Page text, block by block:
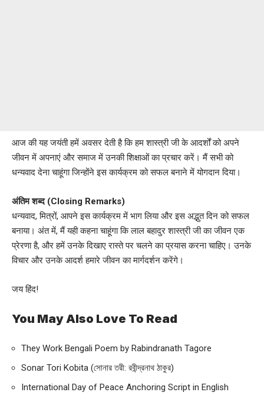
आज की यह जयंती हमें अवसर देती है कि हम शास्त्री जी के आदर्शों को अपने
जीवन में अपनाएं और समाज में उनकी शिक्षाओं का प्रचार करें। मैं सभी को
धन्यवाद देना चाहूंगा जिन्होंने इस कार्यक्रम को सफल बनाने में योगदान दिया।
अंतिम शब्द (Closing Remarks)
धन्यवाद, मित्रों, आपने इस कार्यक्रम में भाग लिया और इस अद्भुत दिन को सफल
बनाया। अंत में, मैं यही कहना चाहूंगा कि लाल बहादुर शास्त्री जी का जीवन एक
प्रेरणा है, और हमें उनके दिखाए रास्ते पर चलने का प्रयास करना चाहिए। उनके
विचार और उनके आदर्श हमारे जीवन का मार्गदर्शन करेंगे।
जय हिंद!
You May Also Love To Read
They Work Bengali Poem by Rabindranath Tagore
Sonar Tori Kobita (সোনার তরী: রবীন্দ্রনাথ ঠাকুর)
International Day of Peace Anchoring Script in English